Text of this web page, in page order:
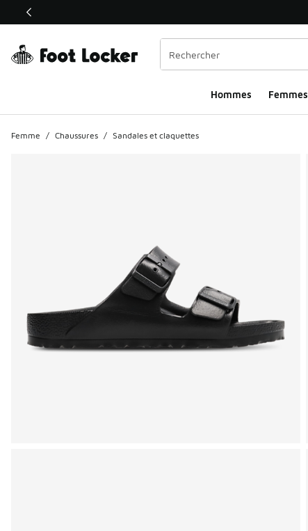
Ce lien ouvrira une nouvelle fenêtre
Hommes​ Femmes
Femme / Chaussures / Sandales et claquettes